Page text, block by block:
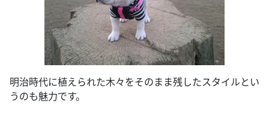
明治時代に植えられた木々をそのまま残したスタイルとい
うのも魅力です。